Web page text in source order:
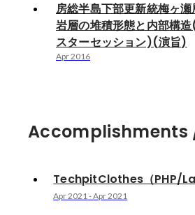
房総半島下部更新統梅ヶ
岩層の堆積形態と内部構
スターセッション)(演旨)
Apr 2016
Accomplishments
TechpitClothes（PHP/
Apr 2021-Apr 2021